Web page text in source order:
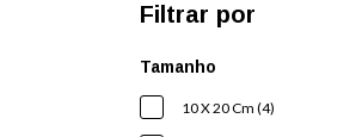
Filtrar por
Tamanho
10 X 20 Cm (4)